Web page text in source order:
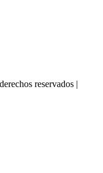
reservados |